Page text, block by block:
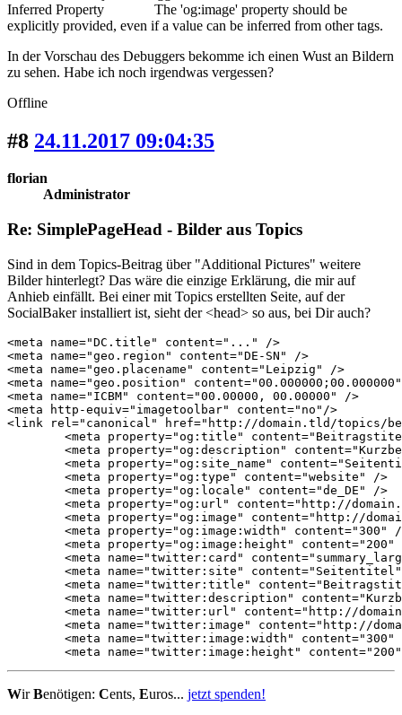
Inferred Property The 'og:image' property should be
explicitly provided, even if a value can be inferred from other tags.
In der Vorschau des Debuggers bekomme ich einen Wust an Bildern
zu sehen. Habe ich noch irgendwas vergessen?
Offline
#8 24.11.2017 09:04:35
florian
Administrator
Re: SimplePageHead - Bilder aus Topics
Sind in dem Topics-Beitrag über "Additional Pictures" weitere
Bilder hinterlegt? Das wäre die einzige Erklärung, die mir auf
Anhieb einfällt. Bei einer mit Topics erstellten Seite, auf der
SocialBaker installiert ist, sieht der <head> so aus, bei Dir auch?
<meta name="DC.title" content="..." />
<meta name="geo.region" content="DE-SN" />
<meta name="geo.placename" content="Leipzig" />
<meta name="geo.position"
<meta name="ICBM" content="00.00000, 00.00000" />
<meta http-equiv="imagetoolbar" content="no"/>
<link rel="canonical" href="http://domain.tld/topics/
<meta name="twitter:image:height"
WirBenötigen: Cents, Euros... jetzt spenden!